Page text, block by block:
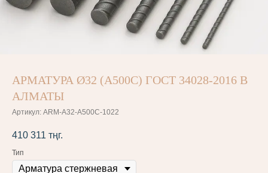
АРМАТУРА Ø32 (A500C) ГОСТ 34028-2016 В
АЛМАТЫ
Артикул: ARM-A32-A500C-1022
410 311 тңг.
Тип